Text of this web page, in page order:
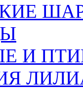
И